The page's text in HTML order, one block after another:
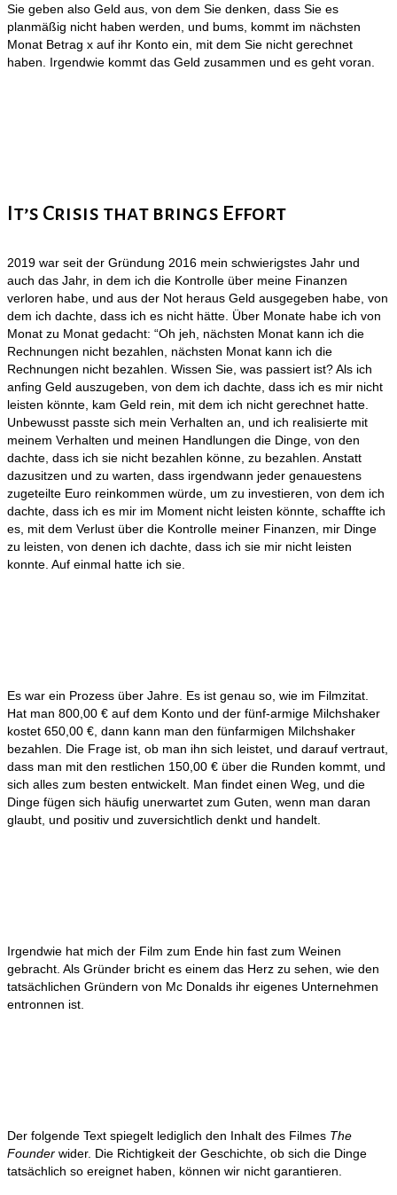
Sie geben also Geld aus, von dem Sie denken, dass Sie es
planmäßig nicht haben werden, und bums, kommt im nächsten
Monat Betrag x auf ihr Konto ein, mit dem Sie nicht gerechnet
haben. Irgendwie kommt das Geld zusammen und es geht voran.
It’s Crisis that brings Effort
2019 war seit der Gründung 2016 mein schwierigstes Jahr und
auch das Jahr, in dem ich die Kontrolle über meine Finanzen
verloren habe, und aus der Not heraus Geld ausgegeben habe, von
dem ich dachte, dass ich es nicht hätte. Über Monate habe ich von
Monat zu Monat gedacht: “Oh jeh, nächsten Monat kann ich die
Rechnungen nicht bezahlen, nächsten Monat kann ich die
Rechnungen nicht bezahlen. Wissen Sie, was passiert ist? Als ich
anfing Geld auszugeben, von dem ich dachte, dass ich es mir nicht
leisten könnte, kam Geld rein, mit dem ich nicht gerechnet hatte.
Unbewusst passte sich mein Verhalten an, und ich realisierte mit
meinem Verhalten und meinen Handlungen die Dinge, von den
dachte, dass ich sie nicht bezahlen könne, zu bezahlen. Anstatt
dazusitzen und zu warten, dass irgendwann jeder genauestens
zugeteilte Euro reinkommen würde, um zu investieren, von dem ich
dachte, dass ich es mir im Moment nicht leisten könnte, schaffte ich
es, mit dem Verlust über die Kontrolle meiner Finanzen, mir Dinge
zu leisten, von denen ich dachte, dass ich sie mir nicht leisten
konnte. Auf einmal hatte ich sie.
Es war ein Prozess über Jahre. Es ist genau so, wie im Filmzitat.
Hat man 800,00 € auf dem Konto und der fünf-armige Milchshaker
kostet 650,00 €, dann kann man den fünfarmigen Milchshaker
bezahlen. Die Frage ist, ob man ihn sich leistet, und darauf vertraut,
dass man mit den restlichen 150,00 € über die Runden kommt, und
sich alles zum besten entwickelt. Man findet einen Weg, und die
Dinge fügen sich häufig unerwartet zum Guten, wenn man daran
glaubt, und positiv und zuversichtlich denkt und handelt.
Irgendwie hat mich der Film zum Ende hin fast zum Weinen
gebracht. Als Gründer bricht es einem das Herz zu sehen, wie den
tatsächlichen Gründern von Mc Donalds ihr eigenes Unternehmen
entronnen ist.
Der folgende Text spiegelt lediglich den Inhalt des Filmes The
Founder wider. Die Richtigkeit der Geschichte, ob sich die Dinge
tatsächlich so ereignet haben, können wir nicht garantieren.